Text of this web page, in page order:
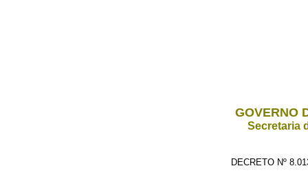
GOVERNO
Secretaria
DECRETO Nº